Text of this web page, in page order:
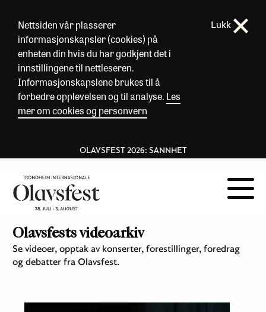
Nettsiden vår plasserer
informasjonskapsler (cookies) på
enheten din hvis du har godkjent det i
innstillingene til nettleseren.
Informasjonskapslene brukes til å
forbedre opplevelsen og til analyse. Les
mer om cookies og personvern
Lukk
OLAVSFEST 2026: SANNHET
Olavsfests videoarkiv
Se videoer, opptak av konserter, forestillinger, foredrag
og debatter fra Olavsfest.